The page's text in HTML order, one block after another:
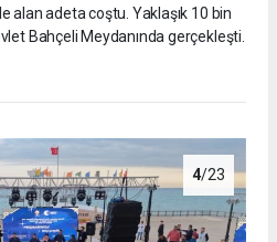
alan adeta coştu. Yaklaşık 10 bin
Bahçeli Meydanında gerçekleşti.
4/23